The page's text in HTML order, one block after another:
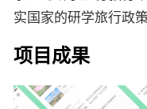
实国家的研学旅行政策
项目成果